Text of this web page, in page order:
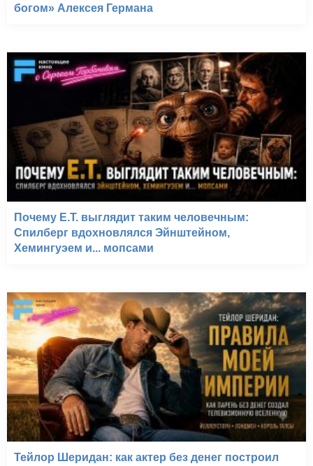
богом» Алексея Германа
Почему E.T. выглядит таким человечным:
Спилберг вдохновлялся Эйнштейном,
Хемингуэем и... мопсами
Тейлор Шеридан: как актер без денег построил